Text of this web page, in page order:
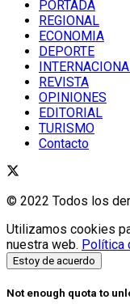
PORTADA
REGIONAL
ECONOMIA
DEPORTE
REVISTA
OPINIONES
EDITORIAL
TURISMO
Contacto
© 2022 Todos los
Utilizamos cookies
nuestra web. Política
Estoy de acuerdo
Not enough quota to